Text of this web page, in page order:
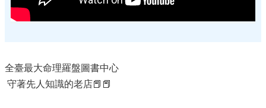
全臺最大命理羅盤圖書中心
守著先人知識的老店📕📕